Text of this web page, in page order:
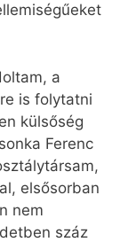
a
is folytatni
külsőség
Ferenc
elsősorban
nem
száz